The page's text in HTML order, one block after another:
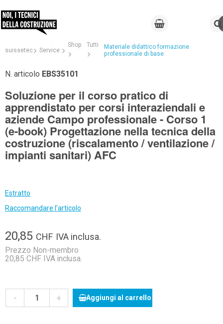
suissetec Service
Shop Tutti
Materiale didattico formazione
professionale di base
N. articolo EBS35101
Soluzione per il corso pratico di
apprendistato per corsi interaziendali e
aziende Campo professionale - Corso 1
(e-book) Progettazione nella tecnica della
costruzione (riscalamento / ventilazione /
impianti sanitari) AFC
Estratto
Raccomandare l'articolo
20,85 CHF IVA inclusa.
Prezzo Non-membro
20,85 CHF IVA inclusa.
- + Aggiungi al carrello